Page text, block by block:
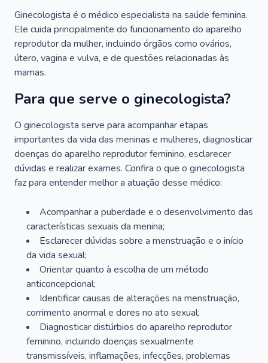
Ginecologista é o médico especialista na saúde feminina.
Ele cuida principalmente do funcionamento do aparelho
reprodutor da mulher, incluindo órgãos como ovários,
útero, vagina e vulva, e de questões relacionadas às
mamas.
Para que serve o ginecologista?
O ginecologista serve para acompanhar etapas
importantes da vida das meninas e mulheres, diagnosticar
doenças do aparelho reprodutor feminino, esclarecer
dúvidas e realizar exames. Confira o que o ginecologista
faz para entender melhor a atuação desse médico:
Acompanhar a puberdade e o desenvolvimento das
características sexuais da menina;
Esclarecer dúvidas sobre a menstruação e o início
da vida sexual;
Orientar quanto à escolha de um método
anticoncepcional;
Identificar causas de alterações na menstruação,
corrimento anormal e dores no ato sexual;
Diagnosticar distúrbios do aparelho reprodutor
feminino, incluindo doenças sexualmente
transmissíveis, inflamações, infecções, problemas